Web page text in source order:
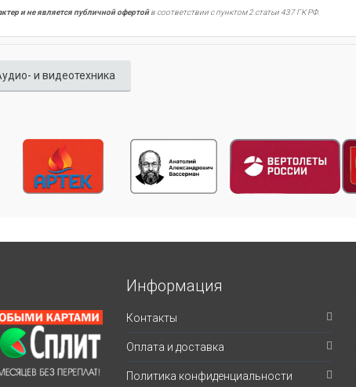
и не является публичной офертойв соответствии с пунктом 2 статьи 437 ГК РФ.
и видеотехника
Информация
Контакты
Оплата и доставка
Политика конфиденциальности